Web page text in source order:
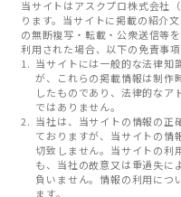
当サイトはアスクプロ株式会社
ります。当サイトに掲載の紹介
の無断複写・転載・公衆送信等
利用された場合、以下の免責事
当サイトには一般的な法律知
が、これらの掲載情報は制作
したものであり、法律的なア
ではありません。
当社は、当サイトの情報の正
ておりますが、当サイトの情
切致しません。当サイトの利
も、当社の故意又は重過失に
負いません。情報の利用につ
ます。